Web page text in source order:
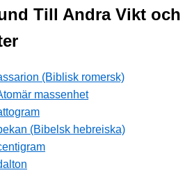
Till Andra Vikt och
(Biblisk romersk)
massenhet
(Bibelsk hebreiska)